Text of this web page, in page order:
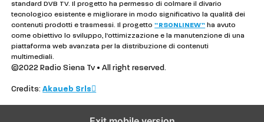
standard DVB TV. Il progetto ha permesso di colmare il divario
tecnologico esistente e migliorare in modo significativo la qualità dei
contenuti prodotti e trasmessi. Il progetto“RSONLINEW” ha avuto
come obiettivo lo sviluppo, l’ottimizzazione e la manutenzione di una
piattaforma web avanzata per la distribuzione di contenuti
multimediali.
©2022 Radio Siena Tv • All right reserved.
Credits:Akaueb Srls